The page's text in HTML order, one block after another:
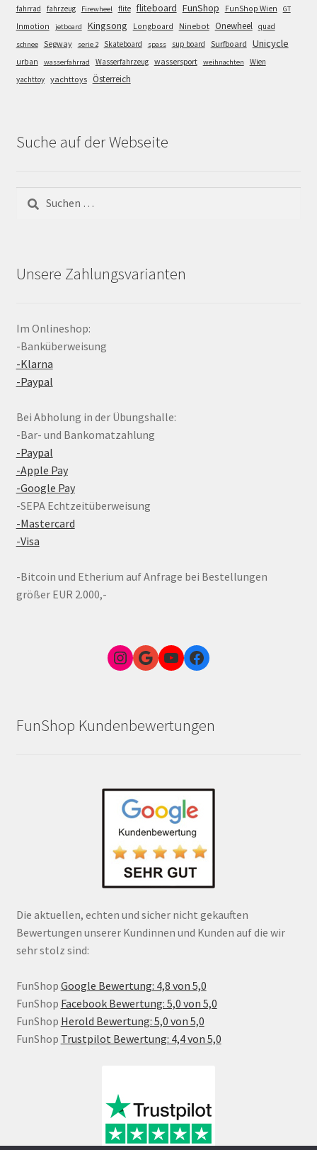
fahrrad
fahrzeug Firewheel flite fliteboard FunShop FunShop Wien GT
Inmotion jetboard Kingsong Longboard Ninebot Onewheel quad
schnee Segway serie 2 Skateboard spass sup board Surfboard Unicycle
urban wasserfahrrad Wasserfahrzeug wassersport weihnachten
Wien
yachttoy yachttoys Österreich
Suche auf der Webseite
Suchen
nach:
Unsere Zahlungsvarianten
Im Onlineshop:
-Banküberweisung
-Klarna
-Paypal
Bei Abholung in der Übungshalle:
-Bar- und Bankomatzahlung
-Paypal
-Apple Pay
-Google Pay
-SEPA Echtzeitüberweisung
-Mastercard
-Visa
-Bitcoin und Etherium auf Anfrage bei Bestellungen
größer EUR 2.000,-
Instagram
Google Link zum FunShop WienYouTubeFacebook
FunShop Kundenbewertungen
Die aktuellen, echten und sicher nicht gekauften
Bewertungen unserer Kundinnen und Kunden auf die wir
sehr stolz sind:
FunShop Google Bewertung: 4,8 von 5,0
FunShop Facebook Bewertung: 5,0 von 5,0
FunShop Herold Bewertung: 5,0 von 5,0
FunShop Trustpilot Bewertung: 4,4 von 5,0